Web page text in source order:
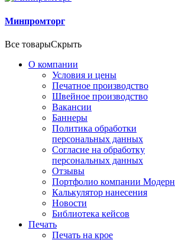
Минпромторг
Все товарыСкрыть
О компании
Условия и цены
Печатное производство
Швейное производство
Вакансии
Баннеры
Политика обработки
персональных данных
Согласие на обработку
персональных данных
Отзывы
Портфолио компании Модерн
Калькулятор нанесения
Новости
Библиотека кейсов
Печать
Печать на крое